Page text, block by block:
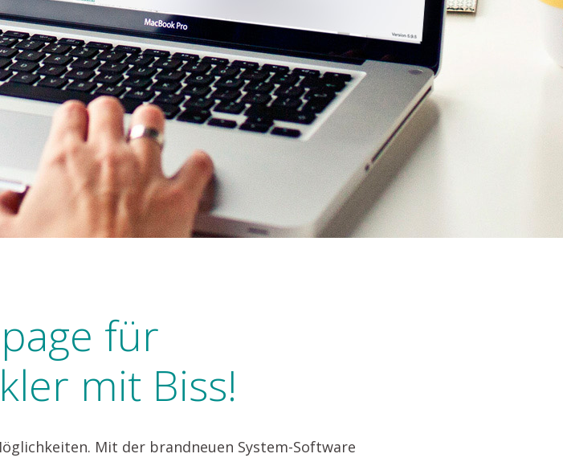
für
mit Biss!
Mit der brandneuen System-Software